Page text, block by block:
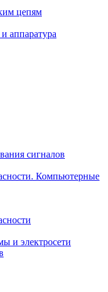
цепям
аппаратура
сигналов
Компьютерные
и электросети